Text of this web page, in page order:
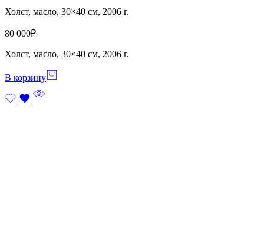
Холст, масло, 30×40 см, 2006 г.
80 000₽
Холст, масло, 30×40 см, 2006 г.
В корзину